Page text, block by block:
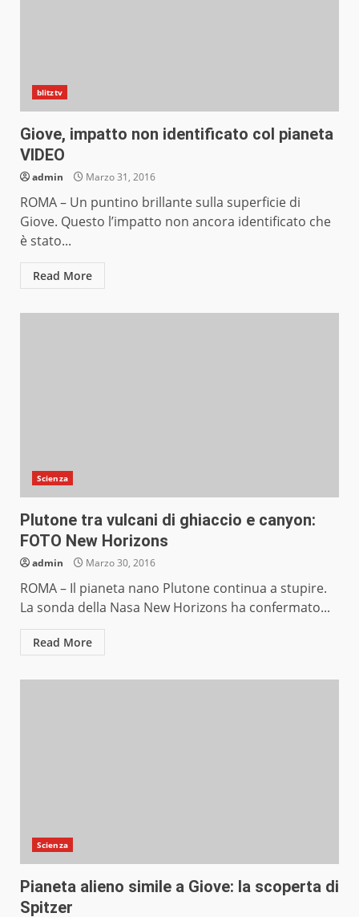
blitztv
Giove, impatto non identificato col pianeta
VIDEO
admin Marzo 31, 2016
ROMA – Un puntino brillante sulla superficie di
Giove. Questo l’impatto non ancora identificato che
è stato...
Read More
Scienza
Plutone tra vulcani di ghiaccio e canyon:
FOTO New Horizons
admin Marzo 30, 2016
ROMA – Il pianeta nano Plutone continua a stupire.
La sonda della Nasa New Horizons ha confermato...
Read More
Scienza
Pianeta alieno simile a Giove: la scoperta di
Spitzer